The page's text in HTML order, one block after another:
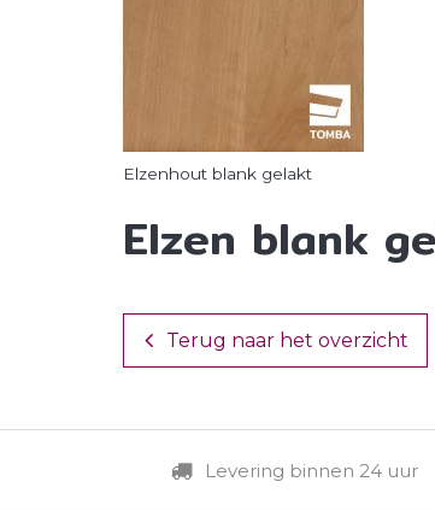
Elzenhout blank gelakt
Elzen blank
Terug naar het overzicht
Levering binnen 24 uur